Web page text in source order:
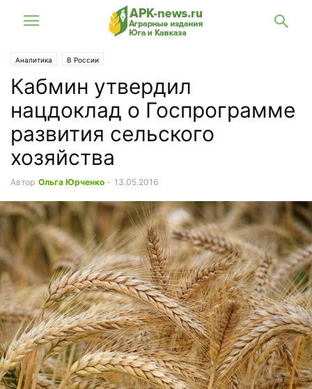
Аналитика В России
Кабмин утвердил
нацдоклад о Госпрограмме
развития сельского
хозяйства
Автор Ольга Юрченко - 13.05.2016